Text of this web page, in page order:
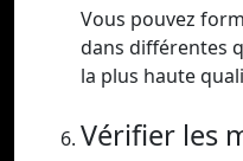
Vous pouvez
dans différentes
la plus haute
Vérifier les